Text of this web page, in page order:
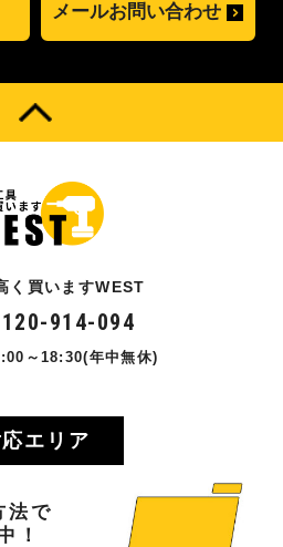
メールお問い合わせ
く買いますWEST
914-094
～18:30(年中無休)
エリア
法で
！